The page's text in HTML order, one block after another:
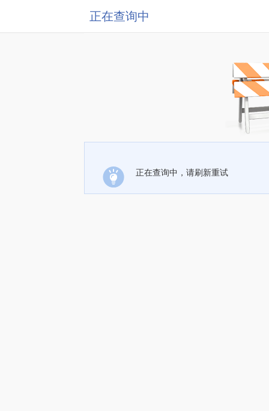
正在查询中
正在查询中，请刷新重试